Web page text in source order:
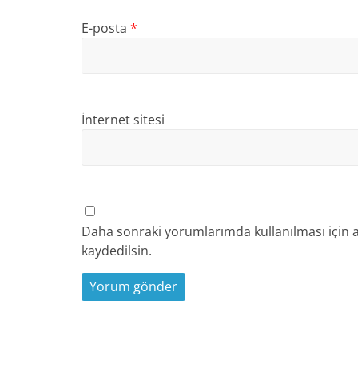
E-posta *
İnternet sitesi
Daha sonraki yorumlarımda kullanılması için
kaydedilsin.